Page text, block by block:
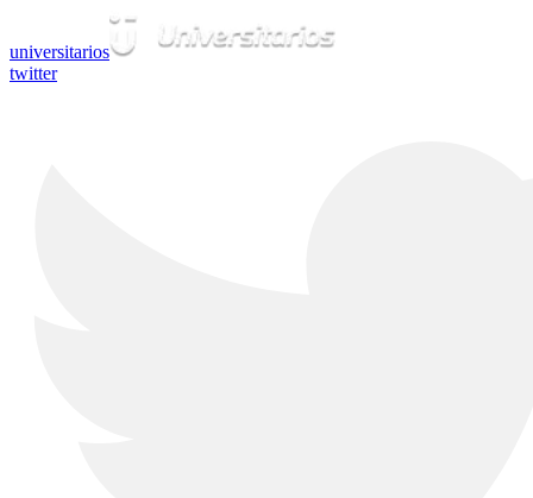
universitarios
twitter